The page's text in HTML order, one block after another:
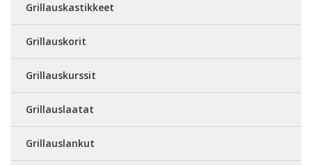
Grillauskastikkeet
Grillauskorit
Grillauskurssit
Grillauslaatat
Grillauslankut